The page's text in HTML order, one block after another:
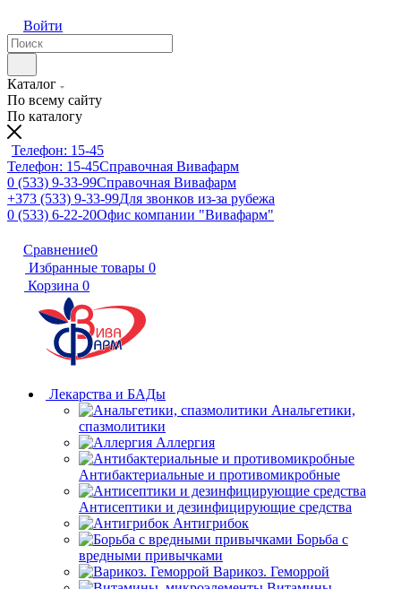
Войти
Каталог
По всему сайту
По каталогу
Телефон: 15-45
Телефон: 15-45Справочная Вивафарм
0 (533) 9-33-99Справочная Вивафарм
+373 (533) 9-33-99Для звонков из-за рубежа
0 (533) 6-22-20Офис компании "Вивафарм"
Сравнение0
Избранные товары 0
Корзина 0
Лекарства и БАДы
Анальгетики,
спазмолитики
Аллергия
Антибактериальные и противомикробные
Антисептики и дезинфицирующие средства
Антигрибок
Борьба с
вредными привычками
Варикоз. Геморрой